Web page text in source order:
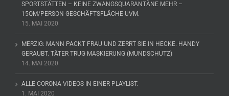
SPORTSTÄTTEN – KEINE ZWANGSQUARANTÄNE MEHR –
15QM/PERSON GESCHÄFTSFLÄCHE UVM.
15. MAI 2020
MERZIG: MANN PACKT FRAU UND ZERRT SIE IN HECKE. HANDY
GERAUBT. TÄTER TRUG MASKIERUNG (MUNDSCHUTZ)
14. MAI 2020
ALLE CORONA VIDEOS IN EINER PLAYLIST.
1. MAI 2020